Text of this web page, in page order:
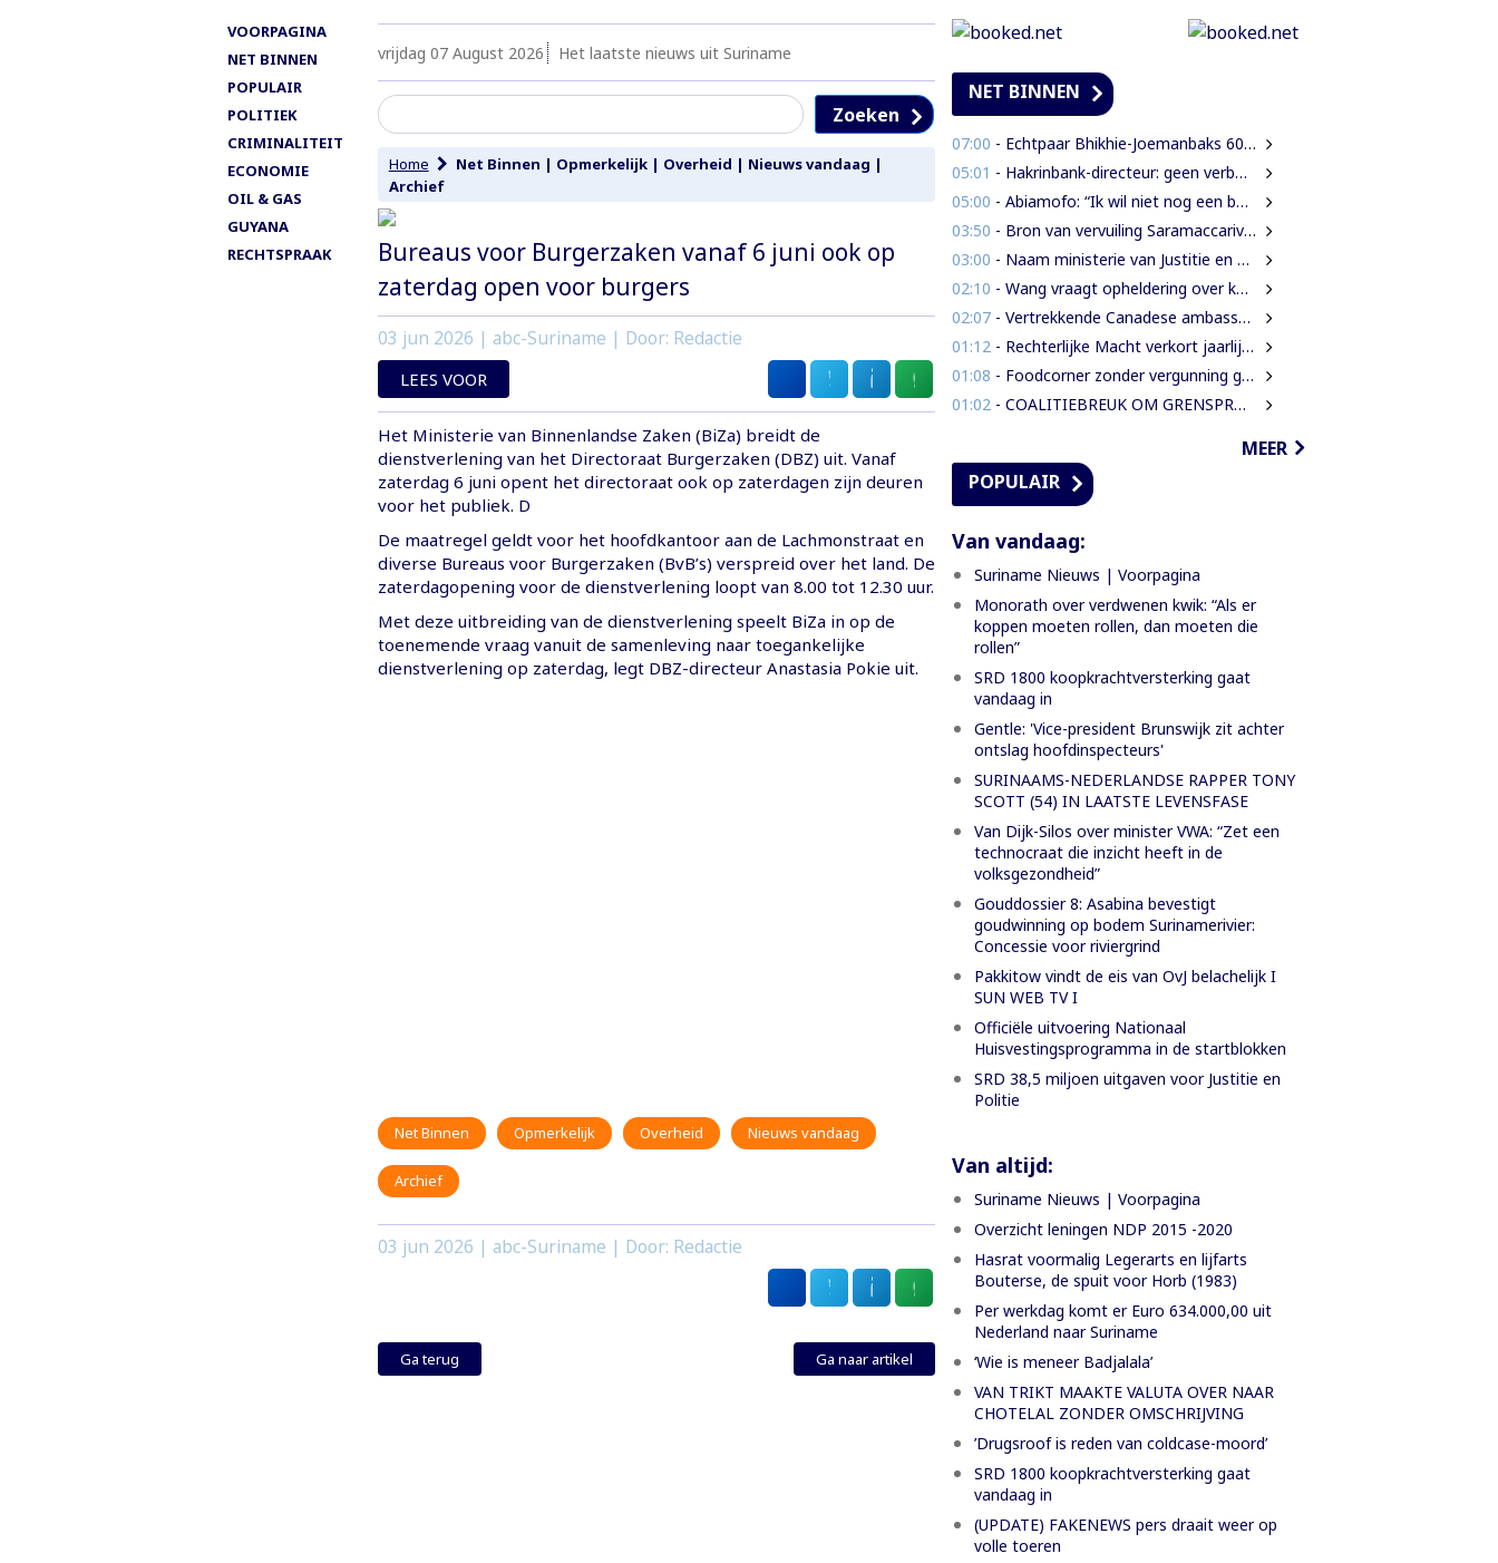
VOORPAGINA
NET BINNEN
POPULAIR
POLITIEK
CRIMINALITEIT
ECONOMIE
OIL & GAS
GUYANA
RECHTSPRAAK
vrijdag 07 August 2026 Het laatste nieuws uit Suriname
Zoeken
Home Net Binnen | Opmerkelijk| Overheid | Nieuws vandaag |
Archief
Bureaus voor Burgerzaken vanaf 6 juni ook op
zaterdag open voor burgers
03 jun 2026 | abc-Suriname | Door: Redactie
LEES VOOR
Het Ministerie van Binnenlandse Zaken (BiZa) breidt de
dienstverlening van het Directoraat Burgerzaken (DBZ) uit. Vanaf
zaterdag 6 juni opent het directoraat ook op zaterdagen zijn deuren
voor het publiek. D
De maatregel geldt voor het hoofdkantoor aan de Lachmonstraat en
diverse Bureaus voor Burgerzaken (BvB’s) verspreid over het land. De
zaterdagopening voor de dienstverlening loopt van 8.00 tot 12.30 uur.
Met deze uitbreiding van de dienstverlening speelt BiZa in op de
toenemende vraag vanuit de samenleving naar toegankelijke
dienstverlening op zaterdag, legt DBZ-directeur Anastasia Pokie uit.
Net Binnen Opmerkelijk Overheid Nieuws vandaag
Archief
03 jun 2026 | abc-Suriname | Door: Redactie
Ga terug Ga naar artikel
NET BINNEN
07:00 - Echtpaar Bhikhie-Joemanbaks 60 jaar getrouwd
05:01 - Hakrinbank-directeur: geen verborgen motieven bij verkoop DSB-belang
05:00 - Abiamofo: “Ik wil niet nog een bodybag sturen naar dat gebied”
03:50 - Bron van vervuiling Saramaccarivier nog niet vastgesteld, onderzoek in afrondende fase
03:00 - Naam ministerie van Justitie en Politie verandert naar Justitie en Veiligheid
02:10 - Wang vraagt opheldering over kosten diploma-uitreiking middelbare school
02:07- Vertrekkende Canadese ambassadeur wil grotere rol voor Canada in Suriname
01:12 - Rechterlijke Macht verkort jaarlijkse zittingsvrije periode naar één maand
01:08 - Foodcorner zonder vergunning gesloten tijdens derde dag integrale controles
01:02 - COALITIEBREUK OM GRENSPROTOCOL ONWAARSCHIJNLIJK
MEER
POPULAIR
Van vandaag:
Suriname Nieuws | Voorpagina
Monorath over verdwenen kwik: “Als er
koppen moeten rollen, dan moeten die
rollen”
SRD 1800 koopkrachtversterking gaat
vandaag in
Gentle: 'Vice-president Brunswijk zit achter
ontslag hoofdinspecteurs'
SURINAAMS-NEDERLANDSE RAPPER TONY
SCOTT (54) IN LAATSTE LEVENSFASE
Van Dijk-Silos over minister VWA: “Zet een
technocraat die inzicht heeft in de
volksgezondheid”
Gouddossier 8: Asabina bevestigt
goudwinning op bodem Surinamerivier:
Concessie voor riviergrind
Pakkitow vindt de eis van OvJ belachelijk I
SUN WEB TV I
Officiële uitvoering Nationaal
Huisvestingsprogramma in de startblokken
SRD 38,5 miljoen uitgaven voor Justitie en
Politie
Van altijd:
Suriname Nieuws | Voorpagina
Overzicht leningen NDP 2015 -2020
Hasrat voormalig Legerarts en lijfarts
Bouterse, de spuit voor Horb (1983)
Per werkdag komt er Euro 634.000,00 uit
Nederland naar Suriname
‘Wie is meneer Badjalala’
VAN TRIKT MAAKTE VALUTA OVER NAAR
CHOTELAL ZONDER OMSCHRIJVING
’Drugsroof is reden van coldcase-moord’
SRD 1800 koopkrachtversterking gaat
vandaag in
(UPDATE) FAKENEWS pers draait weer op
volle toeren